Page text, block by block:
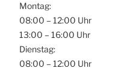
Montag:
08:00 – 12:00 Uhr
13:00 – 16:00 Uhr
Dienstag:
08:00 – 12:00 Uhr